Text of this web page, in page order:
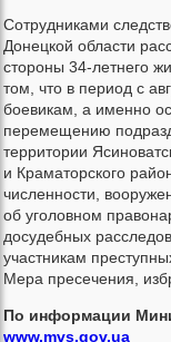
Сотрудниками
Донецкой области
стороны 34-летнего
том, что в период с
боевикам, а именно
перемещению
территории
и Краматорского
численности,
об уголовном
досудебных
участникам
Мера пресечения,
По информации
www.mvs.gov.ua